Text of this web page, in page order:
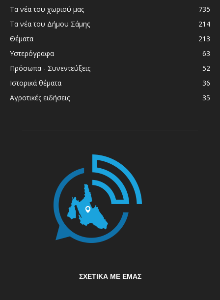
Τα νέα του χωριού μας
735
Τα νέα του Δήμου Σάμης
214
Θέματα
213
Υστερόγραφα
63
Πρόσωπα - Συνεντεύξεις
52
Ιστορικά θέματα
36
Αγροτικές ειδήσεις
35
ΣΧΕΤΙΚΆ ΜΕ ΕΜΆΣ